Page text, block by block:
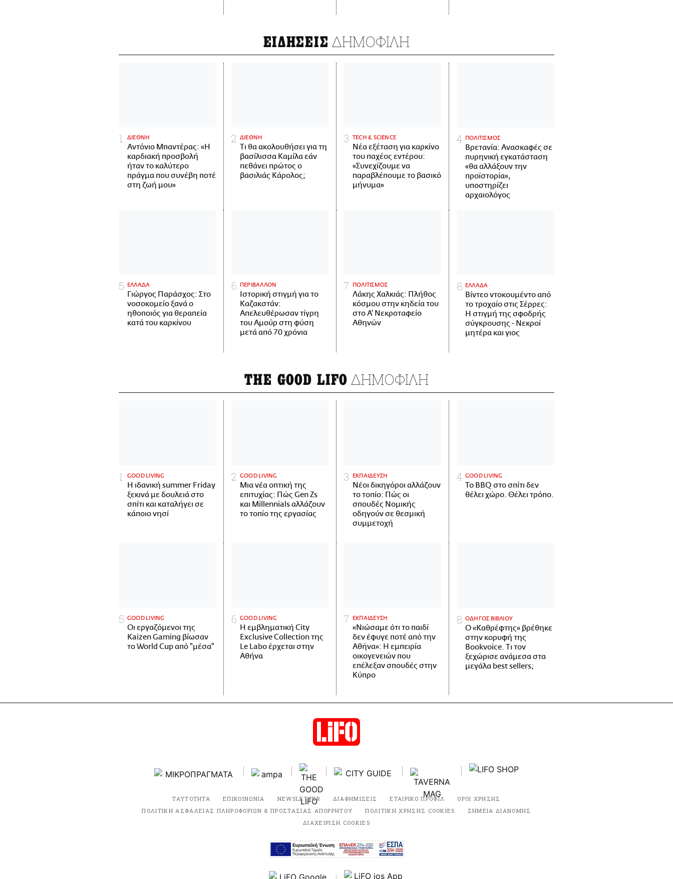
ΕΙΔΗΣΕΙΣ ΔΗΜΟΦΙΛΗ
ΔΙΕΘΝΗ
Αντόνιο Μπαντέρας: «Η
καρδιακή προσβολή
ήταν το καλύτερο
πράγμα που συνέβη ποτέ
στη ζωή μου»
ΔΙΕΘΝΗ
Τι θα ακολουθήσει για τη
βασίλισσα Καμίλα εάν
πεθάνει πρώτος ο
βασιλιάς Κάρολος;
ΤECH & SCIENCE
Νέα εξέταση για καρκίνο
του παχέος εντέρου:
«Συνεχίζουμε να
παραβλέπουμε το βασικό
μήνυμα»
ΠΟΛΙΤΙΣΜΟΣ
Βρετανία: Ανασκαφές σε
πυρηνική εγκατάσταση
«θα αλλάξουν την
προϊστορία»,
υποστηρίζει
αρχαιολόγος
ΕΛΛΑΔΑ
Γιώργος Παράσχος: Στο
νοσοκομείο ξανά ο
ηθοποιός για θεραπεία
κατά του καρκίνου
ΠΕΡΙΒΑΛΛΟΝ
Ιστορική στιγμή για το
Καζακστάν:
Απελευθέρωσαν τίγρη
του Αμούρ στη φύση
μετά από 70 χρόνια
ΠΟΛΙΤΙΣΜΟΣ
Λάκης Χαλκιάς: Πλήθος
κόσμου στην κηδεία του
στο Α' Νεκροταφείο
Αθηνών
ΕΛΛΑΔΑ
Βίντεο ντοκουμέντο από
το τροχαίο στις Σέρρες:
Η στιγμή της σφοδρής
σύγκρουσης - Νεκροί
μητέρα και γιος
THE GOOD LIFO ΔΗΜΟΦΙΛΗ
GOOD LIVING
Η ιδανική summer Friday
ξεκινά με δουλειά στο
σπίτι και καταλήγει σε
κάποιο νησί
GOOD LIVING
Μια νέα οπτική της
επιτυχίας: Πώς Gen Zs
και Millennials αλλάζουν
το τοπίο της εργασίας
ΕΚΠΑΙΔΕΥΣΗ
Νέοι δικηγόροι αλλάζουν
το τοπίο: Πώς οι
σπουδές Νομικής
οδηγούν σε θεσμική
συμμετοχή
GOOD LIVING
Το BBQ στο σπίτι δεν
θέλει χώρο. Θέλει τρόπο.
GOOD LIVING
Οι εργαζόμενοι της
Kaizen Gaming βίωσαν
το World Cup από "μέσα"
GOOD LIVING
Η εμβληματική City
Exclusive Collection της
Le Labo έρχεται στην
Αθήνα
ΕΚΠΑΙΔΕΥΣΗ
«Νιώσαμε ότι το παιδί
δεν έφυγε ποτέ από την
Αθήνα»: Η εμπειρία
οικογενειών που
επέλεξαν σπουδές στην
Κύπρο
ΟΔΗΓΟΣ ΒΙΒΛΙΟΥ
Ο «Καθρέφτης» βρέθηκε
στην κορυφή της
Bookvoice. Τι τον
ξεχώρισε ανάμεσα στα
μεγάλα best sellers;
ΤΑΥΤΟΤΗΤΑ ΕΠΙΚΟΙΝΩΝΙΑ NEWSLETTER ΔΙΑΦΗΜΙΣΕΙΣ ΕΤΑΙΡΙΚΟ ΠΡΟΦΙΛ
ΟΡΟΙ ΧΡΗΣΗΣ
ΠΟΛΙΤΙΚΗ ΑΣΦΑΛΕΙΑΣ ΠΛΗΡΟΦΟΡΙΩΝ & ΠΡΟΣΤΑΣΙΑΣ ΑΠΟΡΡΗΤΟΥ
ΠΟΛΙΤΙΚΗ ΧΡΗΣΗΣ COOKIES
ΣΗΜΕΙΑ ΔΙΑΝΟΜΗΣ
ΔΙΑΧΕΙΡΙΣΗ COOKIES